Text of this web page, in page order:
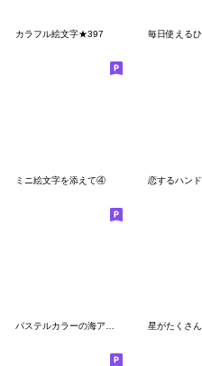
カラフル絵文字★397
ミニ絵文字を添えて④